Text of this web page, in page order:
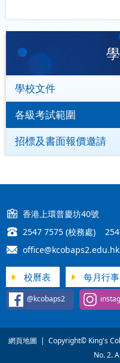
學校文件
各級考試範圍
招標及書面報價邀請
香港上環普慶坊40號
2547 7575 (校務處)
office@kcobaps2.edu.hk
校曆表 每月行
@kcobaps2
網頁地圖 | Copyright© King's
No. 2.